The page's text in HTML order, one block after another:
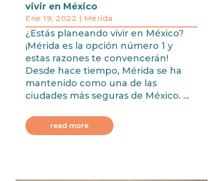
vivir en México
Ene 19, 2022 | Mérida
¿Estás planeando vivir en México?
¡Mérida es la opción número 1 y
estas razones te convencerán!
Desde hace tiempo, Mérida se ha
mantenido como una de las
ciudades más seguras de México. ...
read more